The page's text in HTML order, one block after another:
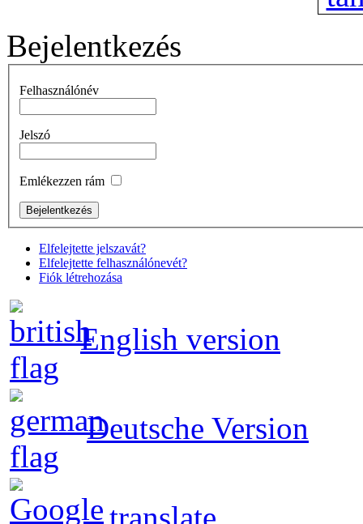
Bejelentkezés
Felhasználónév
Jelszó
Emlékezzen rám
Elfelejtette jelszavát?
Elfelejtette felhasználónevét?
Fiók létrehozása
English version
Deutsche Version
translate